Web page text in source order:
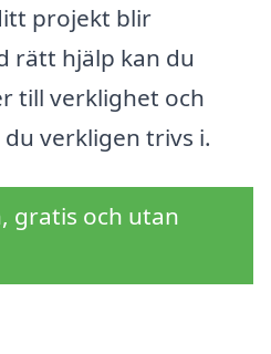
projekt blir
rätt hjälp kan du
till verklighet och
verkligen trivs i.
gratis och utan